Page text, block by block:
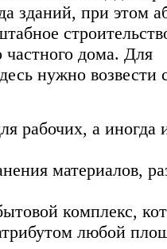
зданий, при этом
частного дома. Для
нужно
рабочих, а иногда
материалов,
комплекс,
любой